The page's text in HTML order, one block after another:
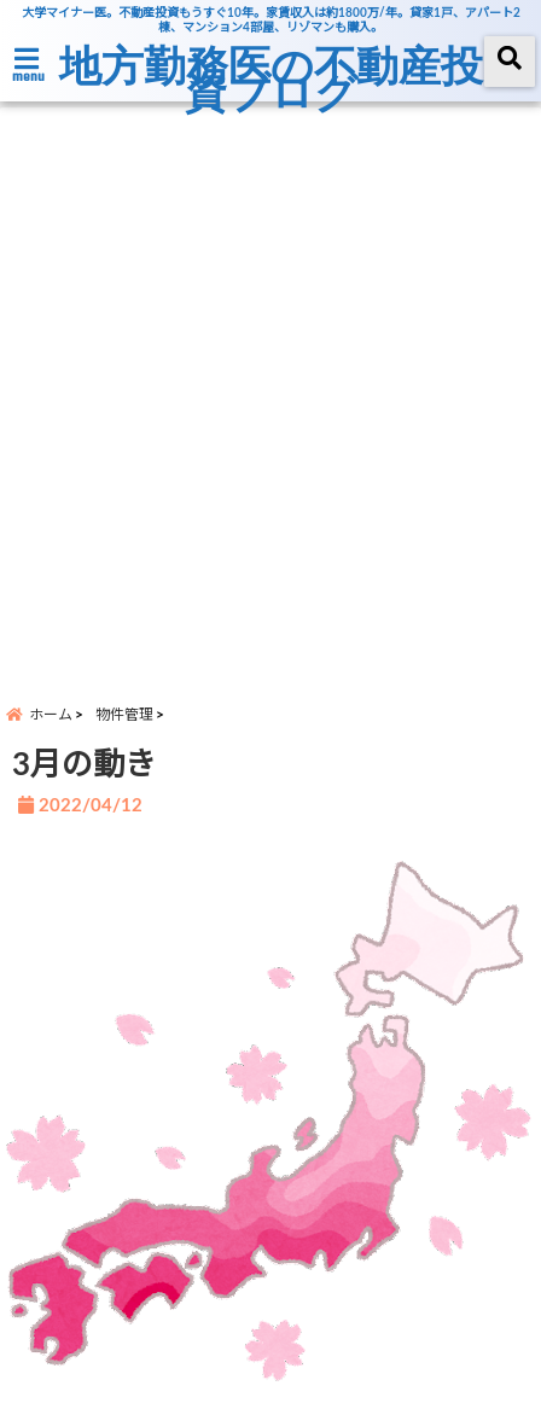
大学マイナー医。不動産投資もうすぐ10年。家賃収入は約1800万/年。貸家1戸、アパート2
棟、マンション4部屋、リゾマンも購入。
menu 地方勤務医の不動産投
資ブログ
ホーム 物件管理
3月の動き
2022/04/12